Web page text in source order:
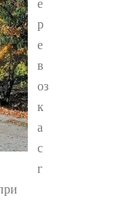
е
р
е
в
оз
к
а
с
г